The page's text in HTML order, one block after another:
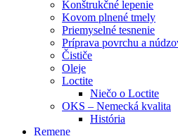
Konštrukčné lepenie
Kovom plnené tmely
Priemyselné tesnenie
Príprava povrchu a
Čističe
Oleje
Loctite
Niečo o Loctite
OKS – Nemecká kvalita
História
Remene